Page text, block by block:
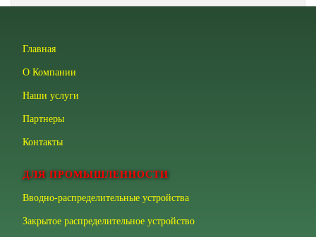
Главная
О Компании
Наши услуги
Партнеры
Контакты
ДЛЯ ПРОМЫШЛЕННОСТИ
Вводно-распределительные устройства
Закрытое распределительное устройство